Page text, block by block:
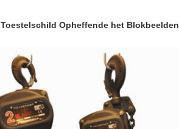
Toestelschild Opheffende het Blokbeelden